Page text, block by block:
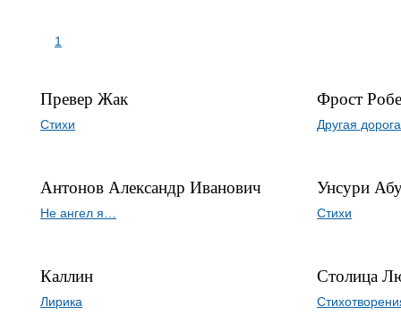
1
Превер Жак
Стихи
Антонов Александр Иванович
Не ангел я…
Каллин
Лирика
Фрост
Другая дорога
Унсури
Стихи
Столица